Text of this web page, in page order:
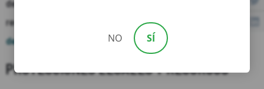
de las razones del empleador y guiarte en el proceso de
recopilación de pruebas para respaldar tu reclamo de
despido injustificado
debido a una discapacidad.
PROTECCIONES LEGALES Y RECURSOS
NO SÍ